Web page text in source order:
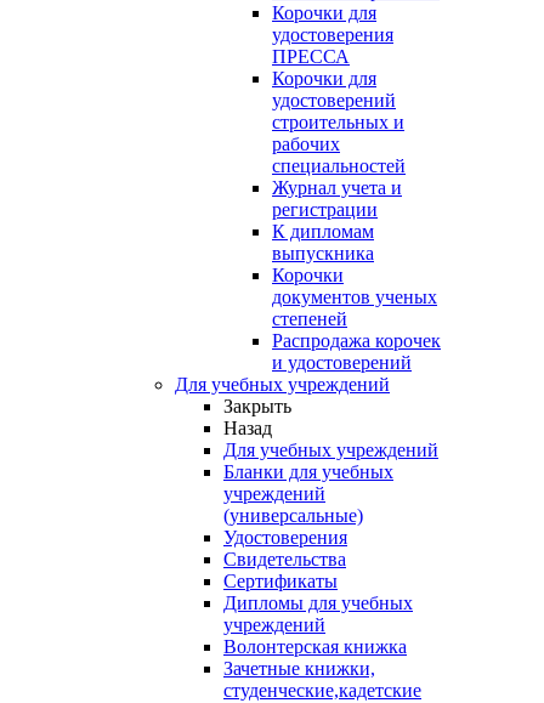
Корочки для
удостоверения
ПРЕССА
Корочки для
удостоверений
строительных и
рабочих
специальностей
Журнал учета и
регистрации
К дипломам
выпускника
Корочки
документов ученых
степеней
Распродажа корочек
и удостоверений
Для учебных учреждений
Закрыть
Назад
Для учебных учреждений
Бланки для учебных
учреждений
(универсальные)
Удостоверения
Свидетельства
Сертификаты
Дипломы для учебных
учреждений
Волонтерская книжка
Зачетные книжки,
студенческие,кадетские